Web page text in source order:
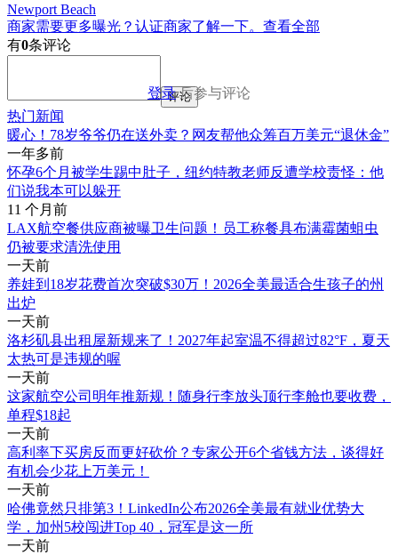
Newport Beach
商家需要更多曝光？认证商家了解一下。 查看全部
有0条评论
登录后参与评论
评论
热门新闻
暖心！78岁爷爷仍在送外卖？网友帮他众筹百万美元“退休金”
一年多前
怀孕6个月被学生踢中肚子，纽约特教老师反遭学校责怪：他
们说我本可以躲开
11 个月前
LAX航空餐供应商被曝卫生问题！员工称餐具布满霉菌蛆虫
仍被要求清洗使用
一天前
养娃到18岁花费首次突破$30万！2026全美最适合生孩子的州
出炉
一天前
洛杉矶县出租屋新规来了！2027年起室温不得超过82°F，夏天
太热可是违规的喔
一天前
这家航空公司明年推新规！随身行李放头顶行李舱也要收费，
单程$18起
一天前
高利率下买房反而更好砍价？专家公开6个省钱方法，谈得好
有机会少花上万美元！
一天前
哈佛竟然只排第3！LinkedIn公布2026全美最有就业优势大
学，加州5校闯进Top 40，冠军是这一所
一天前